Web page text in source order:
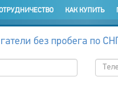
КАК КУПИТЬ
без пробега по